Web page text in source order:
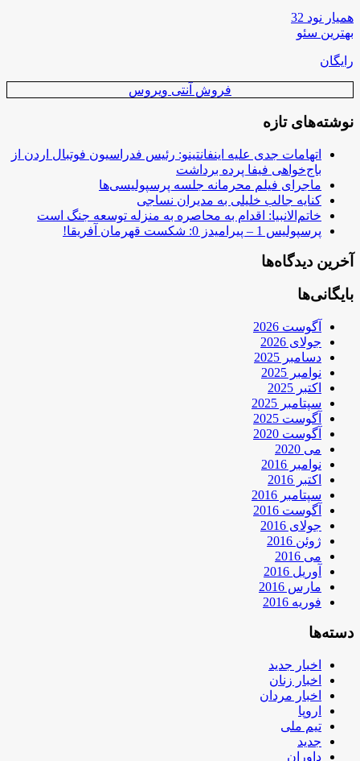
همیار نود 32
بهترین سئو
رایگان
فروش آنتی ویروس
نوشته‌های تازه
اتهامات جدی علیه اینفانتینو: رئیس فدراسیون فوتبال اردن از
باج‌خواهی فیفا پرده برداشت
ماجرای فیلم محرمانه جلسه پرسپولیسی‌ها
کنایه جالب خلیلی به مدیران نساجی
خاتم‌الانبیا: اقدام به محاصره به منزله توسعه جنگ است
پرسپولیس 1 – پیرامیدز 0: شکست قهرمان آفریقا!
آخرین دیدگاه‌ها
بایگانی‌ها
آگوست 2026
جولای 2026
دسامبر 2025
نوامبر 2025
اکتبر 2025
سپتامبر 2025
آگوست 2025
آگوست 2020
می 2020
نوامبر 2016
اکتبر 2016
سپتامبر 2016
آگوست 2016
جولای 2016
ژوئن 2016
می 2016
آوریل 2016
مارس 2016
فوریه 2016
دسته‌ها
اخبار جدید
اخبار زنان
اخبار مردان
اروپا
تیم ملی
جدید
داوران